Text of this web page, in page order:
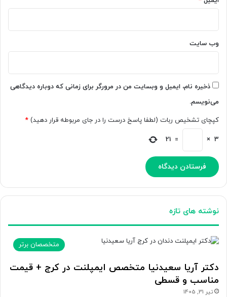
وب‌ سایت
ذخیره نام، ایمیل و وبسایت من در مرورگر برای زمانی که دوباره دیدگاهی
می‌نویسم.
کپچای تشخیص ربات (لطفا پاسخ درست را در جای مربوطه قرار دهید) *
3
×
=
21
نوشته های تازه
متخصصان برتر
دکتر آریا سعیدنیا متخصص ایمپلنت در کرج + قیمت
مناسب و قسطی
تیر 31, 1405